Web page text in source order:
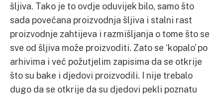
šljiva. Tako je to ovdje oduvijek bilo, samo što
sada povećana proizvodnja šljiva i stalni rast
proizvodnje zahtijeva i razmišljanja o tome što se
sve od šljiva može proizvoditi. Zato se ‘kopalo’ po
arhivima i već požutjelim zapisima da se otkrije
što su bake i djedovi proizvodili. I nije trebalo
dugo da se otkrije da su djedovi pekli poznatu